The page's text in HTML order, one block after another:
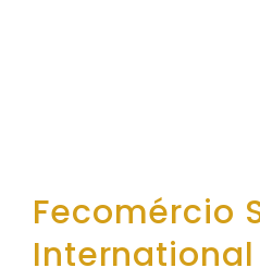
Fecomércio
International